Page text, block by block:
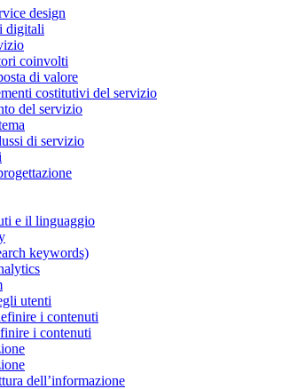
design
digitali
coinvolti
di valore
costitutivi del servizio
del servizio
di servizio
e il linguaggio
keywords)
utenti
i contenuti
i contenuti
dell’informazione